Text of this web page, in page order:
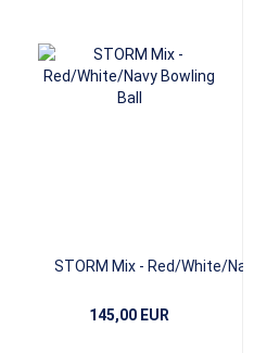
STORM Mix - Red/White/Navy
145,00 EUR